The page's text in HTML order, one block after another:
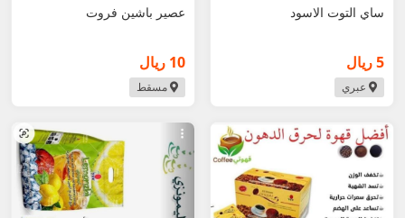
ساي التوت الاسود
5 ريال
عبري
عصير باشين فروت
10 ريال
مسقط